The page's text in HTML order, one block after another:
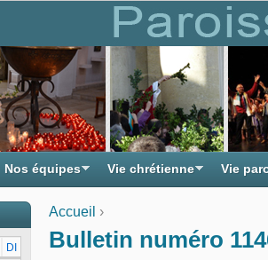
Vous êtes ici
Accueil ›
Bulletin numéro
Nos équipes Vie chrétienne Vie
DI